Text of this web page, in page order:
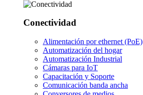
Conectividad
Alimentación por ethernet (PoE)
Automatización del hogar
Automatización Industrial
Cámaras para IoT
Capacitación y Soporte
Comunicación banda ancha